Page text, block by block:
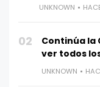
UNKNOWN
02
Continúa la
ver todos
UNKNOWN